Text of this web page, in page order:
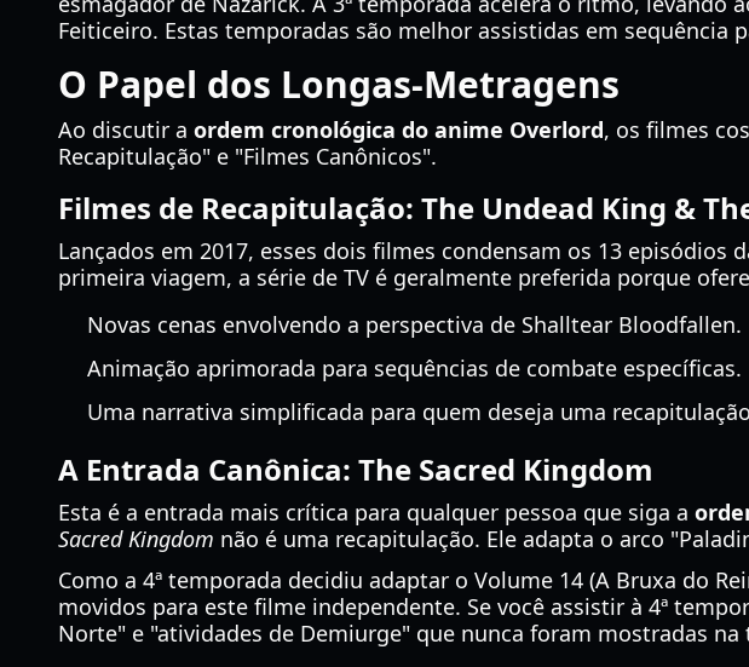
Feiticeiro. Estas temporadas são melhor assistidas em
O Papel dos Longas-Metragens
Ao discutir a ordem cronológica do anime Overlord, os filmes
Recapitulação" e "Filmes Canônicos".
Filmes de Recapitulação: The Undead King &
Lançados em 2017, esses dois filmes condensam os 13
primeira viagem, a série de TV é geralmente preferida porque
Novas cenas envolvendo a perspectiva de Shalltear Bloodfallen.
Animação aprimorada para sequências de combate específicas.
Uma narrativa simplificada para quem deseja uma
A Entrada Canônica: The Sacred Kingdom
Esta é a entrada mais crítica para qualquer pessoa que siga a
Sacred Kingdom não é uma recapitulação. Ele adapta o arco
Como a 4ª temporada decidiu adaptar o Volume 14 (A Bruxa do
movidos para este filme independente. Se você assistir à 4ª
Norte" e "atividades de Demiurge" que nunca foram mostradas na